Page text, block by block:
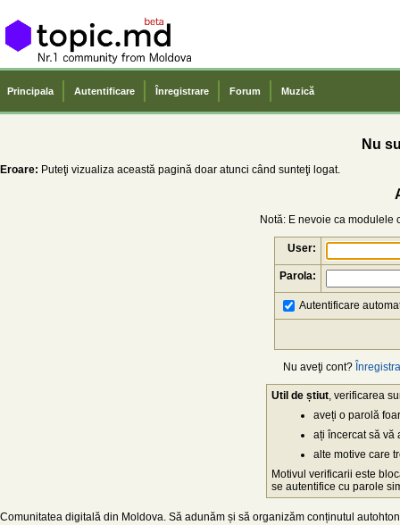
Principala Autentificare Înregistrare Forum Muzică
Nu
Eroare: Puteţi vizualiza această pagină doar atunci când sunteţi logat.
Notă: E nevoie ca modulele
User:
Parola:
Autentificare
Nu aveţi cont?
Util de știut , verificarea
aveți o parolă
ați încercat să vă
alte motive care
Motivul verificarii este
se autentifice cu parole
Comunitatea digitală din Moldova. Să adunăm și să organizăm conținutul